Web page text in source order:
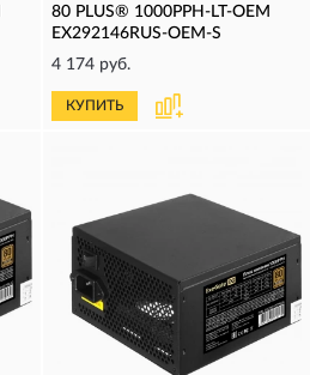
80 PLUS® 1000PPH-LT-OEM
EX292146RUS-OEM-S
4 174 руб.
КУПИТЬ